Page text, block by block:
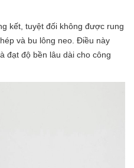
kết, tuyệt đối không được rung
và bu lông neo. Điều này
đạt độ bền lâu dài cho công